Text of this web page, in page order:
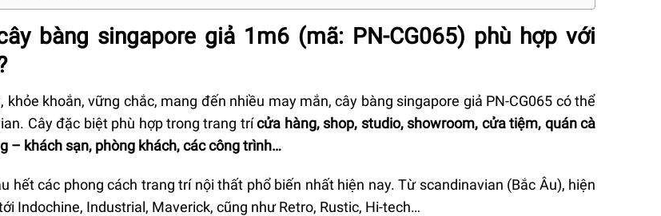
bàng singapore giả 1m6 (mã: PN-CG065) phù hợp với
khỏe khoắn, vững chắc, mang đến nhiều may mắn, cây bàng singapore giả PN-CG065 có thể
Cây đặc biệt phù hợp trong trang trícửa hàng, shop, studio, showroom, cửa tiệm, quán cà
– khách sạn, phòng khách, các công trình…
hết các phong cách trang trí nội thất phổ biến nhất hiện nay. Từ scandinavian (Bắc Âu), hiện
Indochine, Industrial, Maverick, cũng như Retro, Rustic, Hi-tech…